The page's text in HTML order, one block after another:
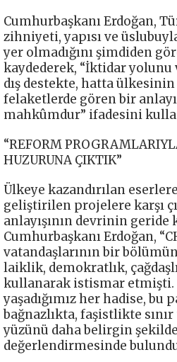
Cumhurbaşkanı Erdoğan,
zihniyeti, yapısı ve
yer olmadığını şimdiden
kaydederek, “İktidar yolunu
dış destekte, hatta ülkesinin
felaketlerde gören bir
mahkûmdur” ifadesini
“REFORM
HUZURUNA ÇIKTIK”
Ülkeye kazandırılan
geliştirilen projelere karşı
anlayışının devrinin geride
Cumhurbaşkanı Erdoğan,
vatandaşlarının bir
laiklik, demokratlık,
kullanarak istismar etmişti.
yaşadığımız her hadise,
bağnazlıkta, faşistlikte
yüzünü daha belirgin
değerlendirmesinde